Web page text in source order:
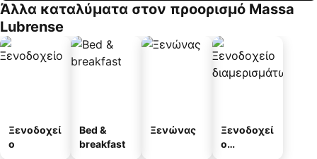
Άλλα καταλύματα στον προορισμό Massa
Lubrense
Ξενοδοχεί
ο
Bed &
breakfast
Ξενώνας
Ξενοδοχεί
ο